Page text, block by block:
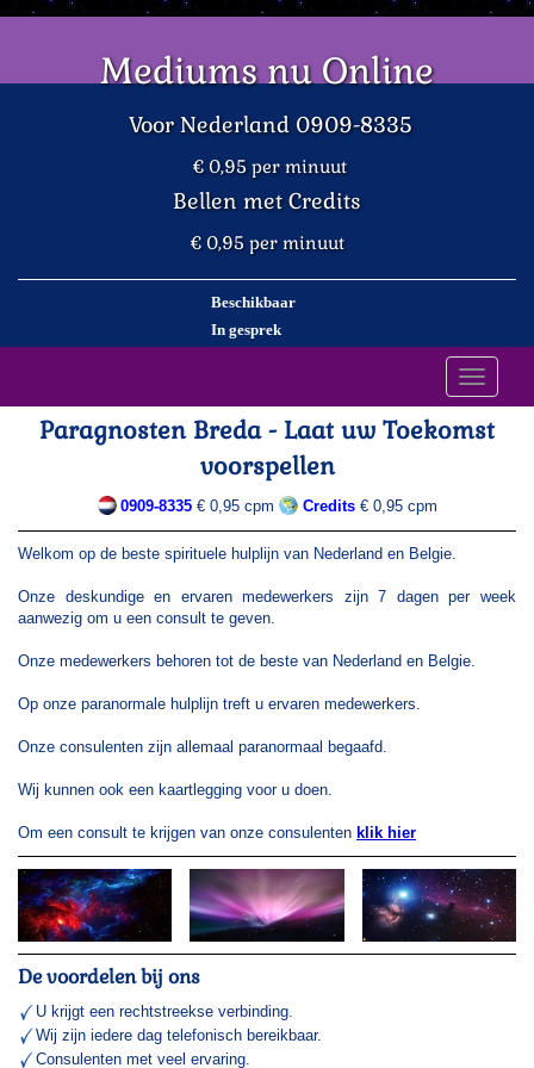
Mediums nu Online
Voor Nederland 0909-8335
€ 0,95 per minuut
Bellen met Credits
€ 0,95 per minuut
Beschikbaar
In gesprek
Toggle
Paragnosten Breda - Laat uw Toekomst
voorspellen
0909-8335€ 0,95 cpm Credits€ 0,95 cpm
Welkom op de beste spirituele hulplijn van Nederland en Belgie.
Onze deskundige en ervaren medewerkers zijn 7 dagen per week
aanwezig om u een consult te geven.
Onze medewerkers behoren tot de beste van Nederland en Belgie.
Op onze paranormale hulplijn treft u ervaren medewerkers.
Onze consulenten zijn allemaal paranormaal begaafd.
Wij kunnen ook een kaartlegging voor u doen.
Om een consult te krijgen van onze consulenten klik hier
De voordelen bij ons
U krijgt een rechtstreekse verbinding.
Wij zijn iedere dag telefonisch bereikbaar.
Consulenten met veel ervaring.